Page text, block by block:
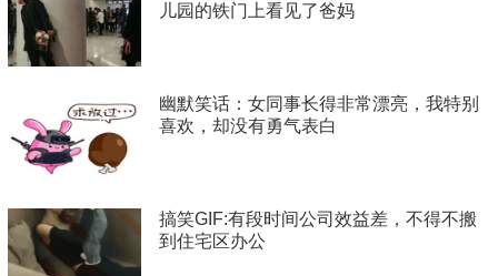
儿园的铁门上看见了爸妈
幽默笑话：女同事长得非常漂亮，我特别
喜欢，却没有勇气表白
搞笑GIF:有段时间公司效益差，不得不搬
到住宅区办公